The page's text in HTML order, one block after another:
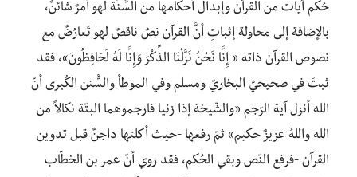
حُكم آيات من القرآن وإبدال أحكامها من السُّنَّة لهو أمرٌ شائنٌ،
بالإضافة إلى محاولة إثباتِ أنَّ القرآن نصٌ ناقصٌ لهو تَعارُضٌ مع
نصوص القرآن ذاته « إِنَّا نَحْنُ نَزَّلْنَا الذِّكْرَ وَإِنَّا لَهُ لَحَافِظُونَ»، فقد
ثبتَ في صحيحيّ البخاريّ ومسلم وفي الموطأ والسُّنن الكُبرى أنّ
الله أنزل آية الرّجم «والشّيخة إذا زنيا فارجموهما البتّة نكالاً من
الله واللهُ عزيزٌ حكيم» ثمّ رفعها -حيث أكلتها داجنٌ قبل تدوين
القرآن -فرفع النّص وبقي الحُكم، فقد روي أنّ عمر بن الخطّاب